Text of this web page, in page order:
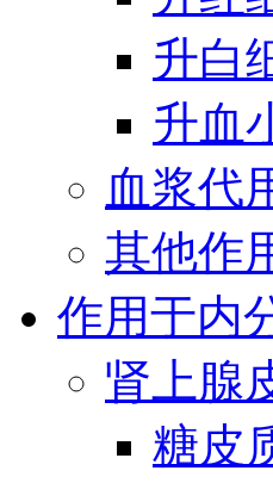
升白
升血
血浆代
其他作
作用于内
肾上腺
糖皮